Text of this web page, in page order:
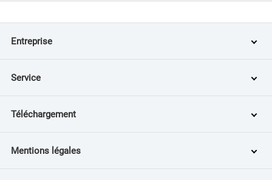
Entreprise
Service
Téléchargement
Mentions légales